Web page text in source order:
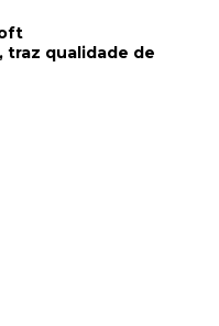
traz qualidade de